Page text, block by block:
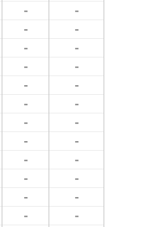
-
-
-
-
-
-
-
-
-
-
-
-
-
-
-
-
-
-
-
-
-
-
-
-